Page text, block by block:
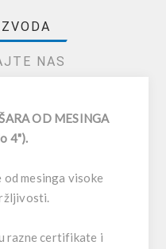
NAS
OD MESINGA
4").
mesinga visoke
razne certifikate i